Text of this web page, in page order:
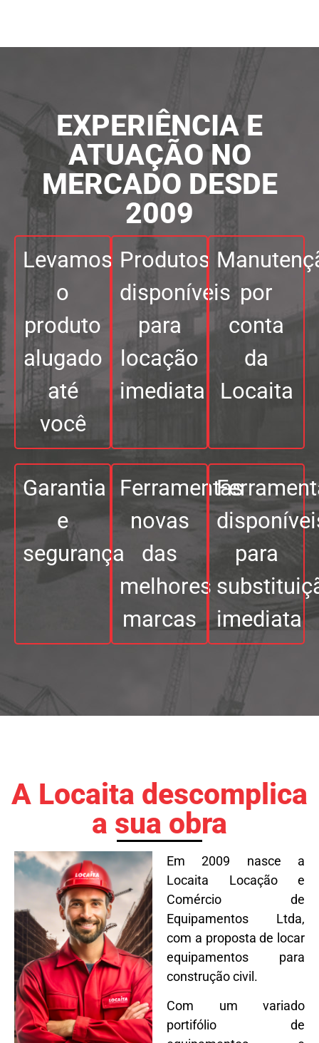
EXPERIÊNCIA E
ATUAÇÃO NO
MERCADO DESDE
2009
Levamos
o
produto
alugado
até
você
Produtos
disponíveis
para
locação
imediata
por
conta
da
Locaita
Garantia
e
segurança
Ferramentas
novas
das
melhores
marcas
para
imediata
A Locaita descomplica
a sua obra
Em 2009 nasce a
Locaita Locação e
Comércio de
Equipamentos Ltda,
com a proposta de locar
equipamentos para
construção civil.
Com um variado
portifólio de